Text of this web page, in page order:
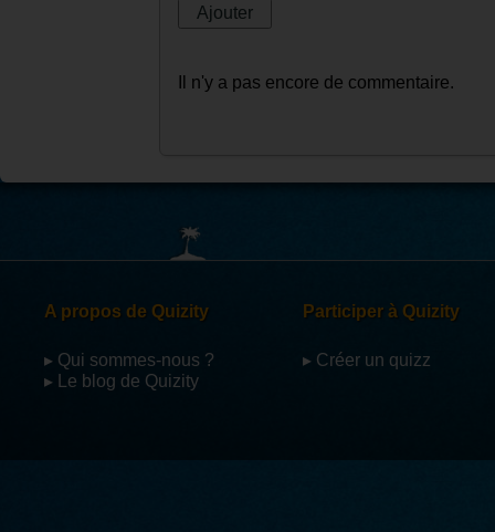
Il n'y a pas encore de commentaire.
A propos de Quizity
▸ Qui sommes-nous ?
▸ Le blog de Quizity
Participer à Quizity
▸ Créer un quizz